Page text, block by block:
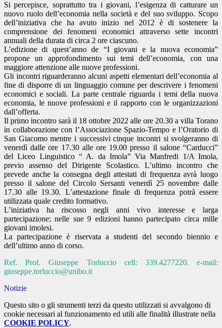
Si percepisce, soprattutto tra i giovani, l’esigenza di catturare un
nuovo ruolo dell’economia nella società e del suo sviluppo. Scopo
dell’iniziativa che ha avuto inizio nel 2012 è di sostenere la
comprensione dei fenomeni economici attraverso sette incontri
annuali della durata di circa 2 ore ciascuno.
L’edizione di quest’anno de “I giovani e la nuova economia”
propone un approfondimento sui temi dell’economia, con una
maggiore attenzione alle nuove professioni.
Gli incontri riguarderanno alcuni aspetti elementari dell’economia al
fine di disporre di un linguaggio comune per descrivere i fenomeni
economici e sociali. La parte centrale riguarda i temi della nuova
economia, le nuove professioni e il rapporto con le organizzazioni
dall’offerta.
Il primo incontro sarà il 18 ottobre 2022 alle ore 20.30 a villa Torano
in collaborazione con l’Associazione Spazio-Tempo e l’Oratorio di
San Giacomo mentre i successivi cinque incontri si svolgeranno di
venerdì dalle ore 17.30 alle ore 19.00 presso il salone “Carducci”
del Liceo Linguistico “ A. da Imola” Via Manfredi 1/A Imola,
previo assenso del Dirigente Scolastico. L’ultimo incontro che
prevede anche la consegna degli attestati di frequenza avrà luogo
presso il salone del Circolo Sersanti venerdì 25 novembre dalle
17.30 alle 19.30. L’attestazione finale di frequenza potrà essere
utilizzata quale credito formativo.
L’iniziativa ha riscosso negli anni vivo interesse e larga
partecipazione; nelle sue 9 edizioni hanno partecipato circa mille
giovani imolesi.
La partecipazione è riservata a studenti del secondo biennio e
dell’ultimo anno di corso.
Ref. Prof. Giuseppe Torluccio cell: 339.4277220. e-mail:
giuseppe.torluccio@unibo.it
Notizie
Questo sito o gli strumenti terzi da questo utilizzati si avvalgono di
cookie necessari al funzionamento ed utili alle finalità illustrate nella
COOKIE POLICY.